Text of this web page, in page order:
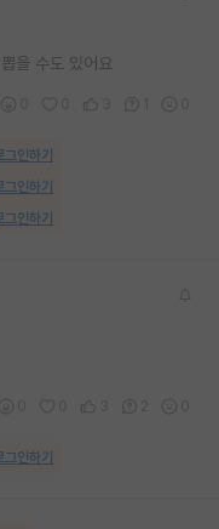
을 수도 있어요
그인하기
그인하기
그인하기
그인하기